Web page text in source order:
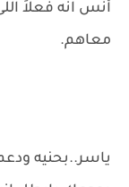
أنس انه فعلاً
معاهم.
ياسر..بحنيه